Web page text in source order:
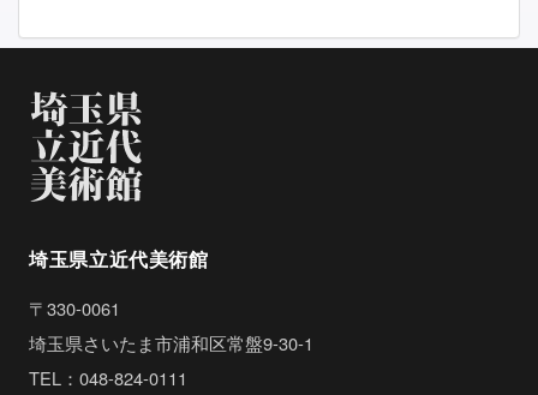
埼玉県立近代美術館
〒330-0061
埼玉県さいたま市浦和区常盤9-30-1
TEL：048-824-0111